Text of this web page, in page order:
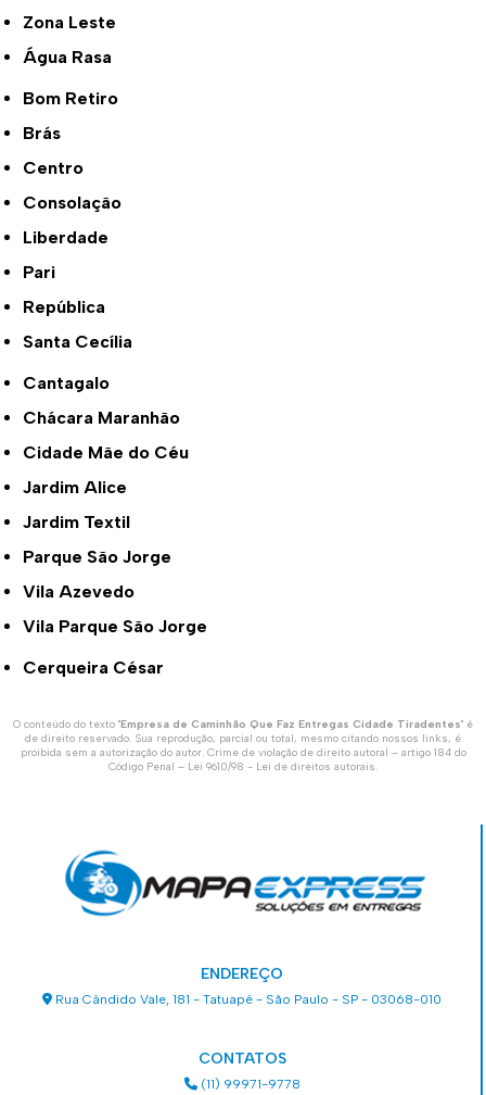
Zona Leste
Água Rasa
Bom Retiro
Brás
Centro
Consolação
Liberdade
Pari
República
Santa Cecília
Cantagalo
Chácara Maranhão
Cidade Mãe do Céu
Jardim Alice
Jardim Textil
Parque São Jorge
Vila Azevedo
Vila Parque São Jorge
Cerqueira César
O conteúdo do texto "Empresa de Caminhão Que Faz Entregas Cidade Tiradentes" é
de direito reservado. Sua reprodução, parcial ou total, mesmo citando nossos links, é
proibida sem a autorização do autor. Crime de violação de direito autoral – artigo 184 do
Código Penal – Lei 9610/98 - Lei de direitos autorais.
ENDEREÇO
Rua Cândido Vale, 181 - Tatuapé - São Paulo - SP - 03068-010
CONTATOS
(11) 99971-9778